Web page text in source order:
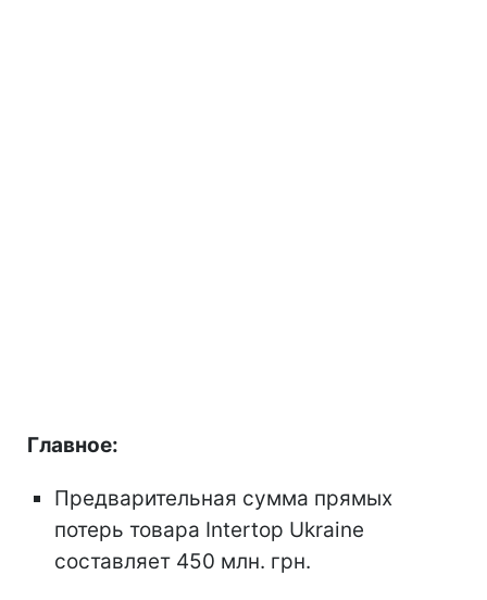
Главное:
Предварительная сумма прямых
потерь товара Intertop Ukraine
составляет 450 млн. грн.